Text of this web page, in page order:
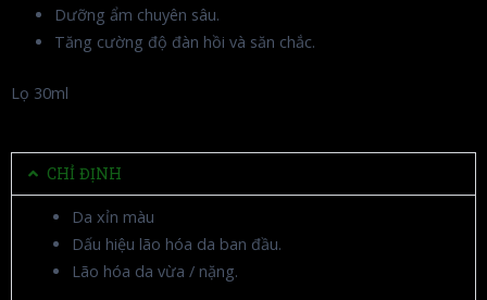
Dưỡng ẩm chuyên sâu.
Tăng cường độ đàn hồi và săn chắc.
Lọ 30ml
CHỈ ĐỊNH
Da xỉn màu
Dấu hiệu lão hóa da ban đầu.
Lão hóa da vừa / nặng.